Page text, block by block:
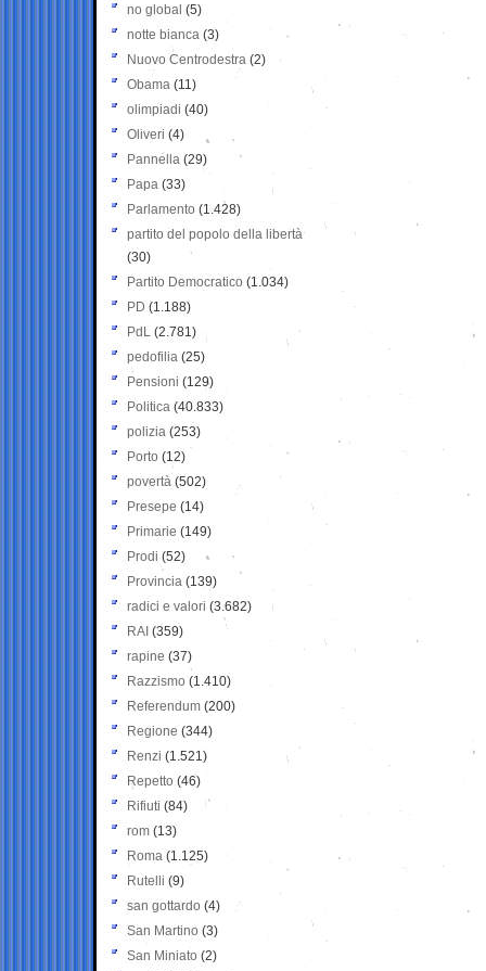
no global (5)
notte bianca (3)
Nuovo Centrodestra (2)
Obama (11)
olimpiadi (40)
Oliveri (4)
Pannella (29)
Papa (33)
Parlamento (1.428)
partito del popolo della libertà
(30)
Partito Democratico (1.034)
PD (1.188)
PdL (2.781)
pedofilia (25)
Pensioni (129)
Politica (40.833)
polizia (253)
Porto (12)
povertà (502)
Presepe (14)
Primarie (149)
Prodi (52)
Provincia (139)
radici e valori (3.682)
RAI (359)
rapine (37)
Razzismo (1.410)
Referendum (200)
Regione (344)
Renzi (1.521)
Repetto (46)
Rifiuti (84)
rom (13)
Roma (1.125)
Rutelli (9)
san gottardo (4)
San Martino (3)
San Miniato (2)